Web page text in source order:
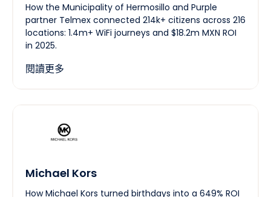
How the Municipality of Hermosillo and Purple
partner Telmex connected 214k+ citizens across 216
locations: 1.4m+ WiFi journeys and $18.2m MXN ROI
in 2025.
閱讀更多
Michael Kors
How Michael Kors turned birthdays into a 649% ROI